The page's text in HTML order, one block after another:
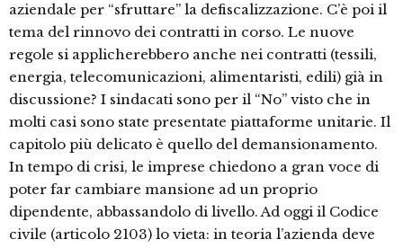
aziendale per “sfruttare” la defiscalizzazione. C’è poi il
tema del rinnovo dei contratti in corso. Le nuove
regole si applicherebbero anche nei contratti (tessili,
energia, telecomunicazioni, alimentaristi, edili) già in
discussione? I sindacati sono per il “No” visto che in
molti casi sono state presentate piattaforme unitarie. Il
capitolo più delicato è quello del demansionamento.
In tempo di crisi, le imprese chiedono a gran voce di
poter far cambiare mansione ad un proprio
dipendente, abbassandolo di livello. Ad oggi il Codice
civile (articolo 2103) lo vieta: in teoria l’azienda deve